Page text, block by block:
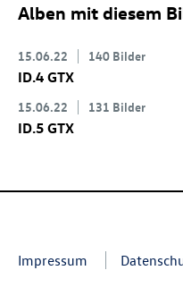
Alben mit diesem
15.06.22 140 Bilder
ID.4 GTX
15.06.22 131 Bilder
ID.5 GTX
Impressum